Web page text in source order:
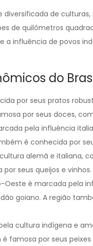
de
de quilômetros
influência de povos
do
por seus pratos
por seus doces,
pela influência
é conhecida por
alemã e italiana,
seus queijos e vinhos.
Oeste é marcada pela
goiano. A região
cultura indígena e
famosa por seus